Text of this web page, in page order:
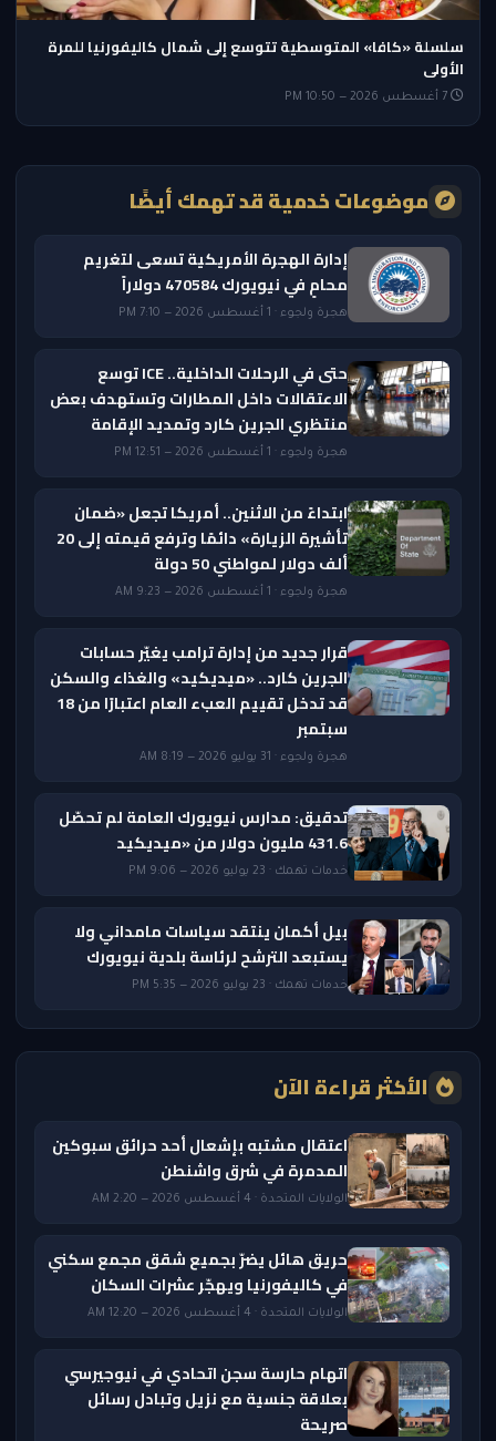
سلسلة «كافا» المتوسطية تتوسع إلى شمال كاليفورنيا للمرة
الأولى
موضوعات خدمية قد تهمك أيضًا
إدارة الهجرة الأمريكية تسعى لتغريم
محامٍ في نيويورك 470584 دولاراً
هجرة ولجوء · 1 أغسطس 2026 — 7:10 PM
حتى في الرحلات الداخلية.. ICE توسع
الاعتقالات داخل المطارات وتستهدف بعض
منتظري الجرين كارد وتمديد الإقامة
هجرة ولجوء · 1 أغسطس 2026 — 12:51 PM
ابتداءً من الاثنين.. أمريكا تجعل «ضمان
تأشيرة الزيارة» دائمًا وترفع قيمته إلى 20
ألف دولار لمواطني 50 دولة
هجرة ولجوء · 1 أغسطس 2026 — 9:23 AM
قرار جديد من إدارة ترامب يغيّر حسابات
الجرين كارد.. «ميديكيد» والغذاء والسكن
قد تدخل تقييم العبء العام اعتبارًا من 18
سبتمبر
هجرة ولجوء · 31 يوليو 2026 — 8:19 AM
تدقيق: مدارس نيويورك العامة لم تحصّل
431.6 مليون دولار من «ميديكيد
خدمات تهمك · 23 يوليو 2026 — 9:06 PM
بيل أكمان ينتقد سياسات مامداني ولا
يستبعد الترشح لرئاسة بلدية نيويورك
خدمات تهمك · 23 يوليو 2026 — 5:35 PM
الأكثر قراءة الآن
اعتقال مشتبه بإشعال أحد حرائق سبوكين
المدمرة في شرق واشنطن
الولايات المتحدة · 4 أغسطس 2026 — 2:20 AM
حريق هائل يضرّ بجميع شقق مجمع سكني
في كاليفورنيا ويهجّر عشرات السكان
الولايات المتحدة · 4 أغسطس 2026 — 12:20 AM
اتهام حارسة سجن اتحادي في نيوجيرسي
بعلاقة جنسية مع نزيل وتبادل رسائل
صريحة